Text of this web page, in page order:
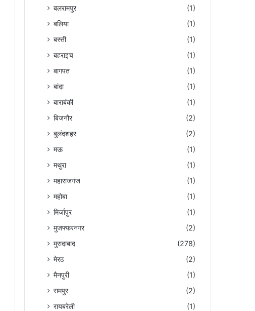
बलरामपुर
(1)
बलिया
(1)
बस्ती
(1)
बहराइच
(1)
बागपत
(1)
बांदा
(1)
बाराबंकी
(1)
बिजनौर
(2)
बुलंदशहर
(2)
मऊ
(1)
मथुरा
(1)
महाराजगंज
(1)
महोबा
(1)
मिर्जापुर
(1)
मुजफ्फरनगर
(2)
मुरादाबाद
(278)
मेरठ
(2)
मैनपुरी
(1)
रामपुर
(2)
रायबरेली
(1)